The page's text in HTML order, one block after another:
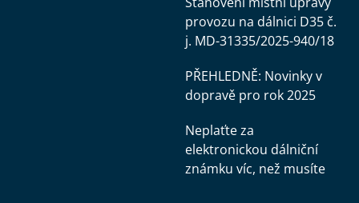
provozu na dálnici D35 č.
j. MD-31335/2025-940/18
PŘEHLEDNĚ: Novinky v
dopravě pro rok 2025
Neplaťte za
elektronickou dálniční
známku víc, než musíte